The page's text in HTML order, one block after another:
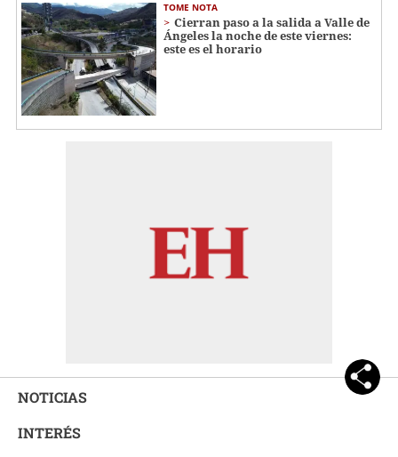
TOME NOTA
Cierran paso a la salida a Valle de
Ángeles la noche de este viernes:
este es el horario
NOTICIAS
INTERÉS